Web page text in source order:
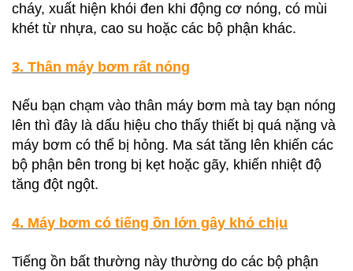
cháy, xuất hiện khói đen khi động cơ nóng, có mùi
khét từ nhựa, cao su hoặc các bộ phận khác.
3. Thân máy bơm rất nóng
Nếu bạn chạm vào thân máy bơm mà tay bạn nóng
lên thì đây là dấu hiệu cho thấy thiết bị quá nặng và
máy bơm có thể bị hỏng. Ma sát tăng lên khiến các
bộ phận bên trong bị kẹt hoặc gãy, khiến nhiệt độ
tăng đột ngột.
4. Máy bơm có tiếng ồn lớn gây khó chịu
Tiếng ồn bất thường này thường do các bộ phận